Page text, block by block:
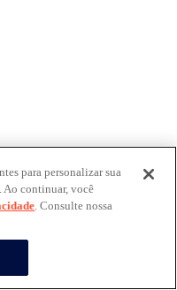
para personalizar sua
Ao continuar, você
. Consulte nossa